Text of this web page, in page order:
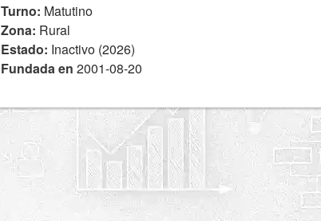
Turno: Matutino
Zona: Rural
Estado: Inactivo (2026)
Fundada en2001-08-20